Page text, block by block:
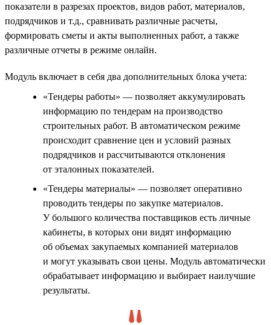
показатели в разрезах проектов, видов работ, материалов,
подрядчиков и т.д., сравнивать различные расчеты,
формировать сметы и акты выполненных работ, а также
различные отчеты в режиме онлайн.
Модуль включает в себя два дополнительных блока учета:
«Тендеры работы» — позволяет аккумулировать
информацию по тендерам на производство
строительных работ. В автоматическом режиме
происходит сравнение цен и условий разных
подрядчиков и рассчитываются отклонения
от эталонных показателей.
«Тендеры материалы» — позволяет оперативно
проводить тендеры по закупке материалов.
У большого количества поставщиков есть личные
кабинеты, в которых они видят информацию
об объемах закупаемых компанией материалов
и могут указывать свои цены. Модуль автоматически
обрабатывает информацию и выбирает наилучшие
результаты.